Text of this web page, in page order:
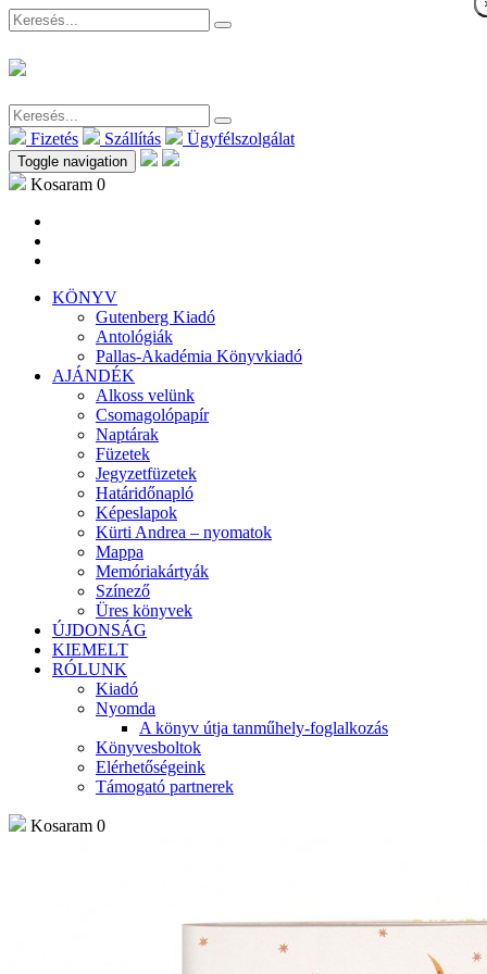
Fizetés Szállítás Ügyfélszolgálat
Toggle navigation
Kosaram 0
KÖNYV
Gutenberg Kiadó
Antológiák
Pallas-Akadémia Könyvkiadó
AJÁNDÉK
Alkoss velünk
Csomagolópapír
Naptárak
Füzetek
Jegyzetfüzetek
Határidőnapló
Képeslapok
Kürti Andrea – nyomatok
Mappa
Memóriakártyák
Színező
Üres könyvek
ÚJDONSÁG
KIEMELT
RÓLUNK
Kiadó
Nyomda
A könyv útja tanműhely-foglalkozás
Könyvesboltok
Elérhetőségeink
Támogató partnerek
Kosaram 0